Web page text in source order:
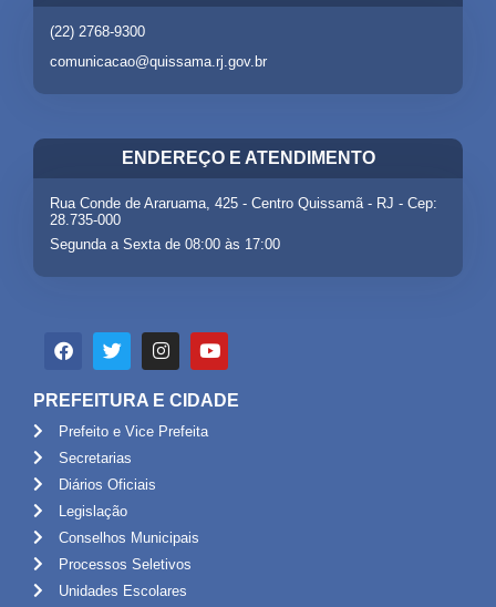
(22) 2768-9300
comunicacao@quissama.rj.gov.br
ENDEREÇO E ATENDIMENTO
Rua Conde de Araruama, 425 - Centro Quissamã - RJ - Cep:
28.735-000
Segunda a Sexta de 08:00 às 17:00
PREFEITURA E CIDADE
Prefeito e Vice Prefeita
Secretarias
Diários Oficiais
Legislação
Conselhos Municipais
Processos Seletivos
Unidades Escolares